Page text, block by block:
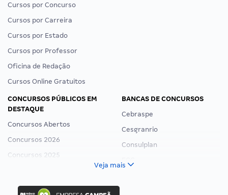
Cursos por Concurso
Cursos por Carreira
Cursos por Estado
Cursos por Professor
Oficina de Redação
Cursos Online Gratuitos
CONCURSOS PÚBLICOS EM
DESTAQUE
Concursos Abertos
Concursos 2026
Concursos 2025
Concurso Nacional Unificado
Concurso Ibama
BANCAS DE CONCURSOS
Cebraspe
Cesgranrio
Consulplan
Veja mais